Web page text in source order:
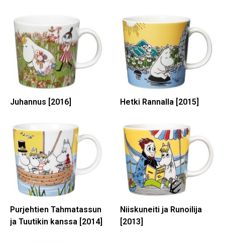
Juhannus [2016] Hetki Rannalla [2015]
Purjehtien Tahmatassun
ja Tuutikin kanssa [2014]
Niiskuneiti ja Runoilija
[2013]